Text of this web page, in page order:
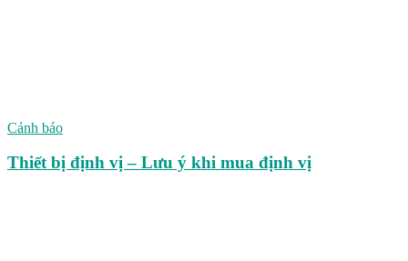
Cảnh báo
Thiết bị định vị – Lưu ý khi mua định vị